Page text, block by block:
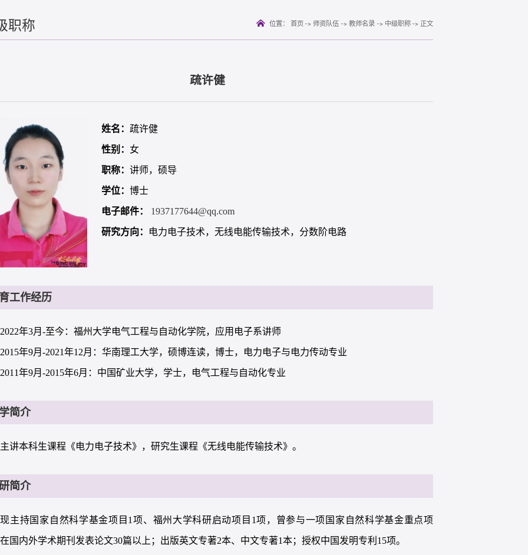
职称 位置： 首页 -> 师资队伍 -> 教师名录 -> 中级职称 -> 正文
疏许健
姓名： 疏许健
性别： 女
职称：讲师，硕导
学位：博士
电子邮件： 1937177644@qq.com
研究方向： 电力电子技术，无线电能传输技术，分数阶电路
工作经历
2022年3月-至今：福州大学电气工程与自动化学院，应用电子系讲师
2015年9月-2021年12月：华南理工大学，硕博连读，博士，电力电子与电力传动专业
2011年9月-2015年6月：中国矿业大学，学士，电气工程与自动化专业
简介
主讲本科生课程《电力电子技术》，研究生课程《无线电能传输技术》。
简介
现主持国家自然科学基金项目1项、福州大学科研启动项目1项，曾参与一项国家自然科学基金重点项
国内外学术期刊发表论文30篇以上；出版英文专著2本、中文专著1本；授权中国发明专利15项。